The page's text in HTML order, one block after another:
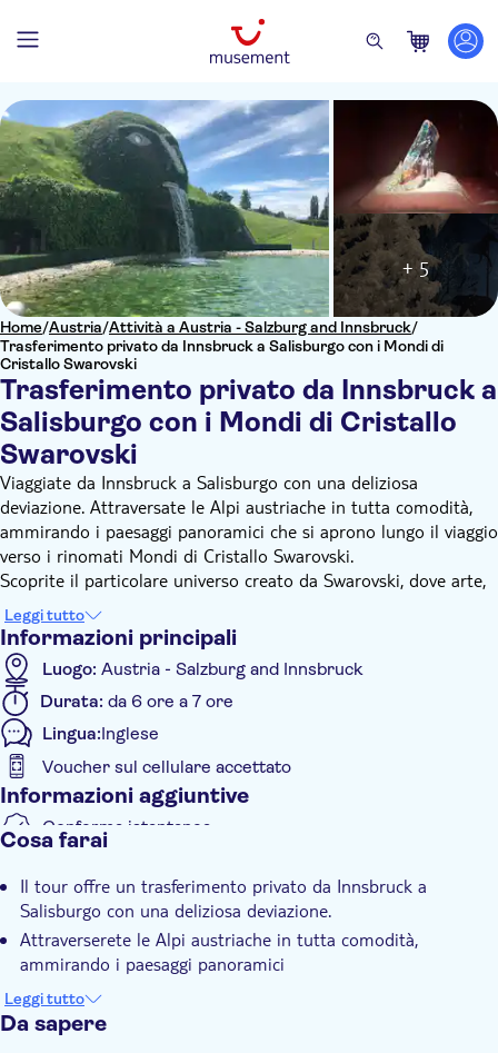
Home/Austria/Attività a Austria - Salzburg and Innsbruck/
Trasferimento privato da Innsbruck a Salisburgo con i Mondi di
Cristallo Swarovski
Trasferimento privato da Innsbruck a
Salisburgo con i Mondi di Cristallo
Swarovski
+ 5
Viaggiate da Innsbruck a Salisburgo con una deliziosa
deviazione. Attraversate le Alpi austriache in tutta comodità,
ammirando i paesaggi panoramici che si aprono lungo il viaggio
verso i rinomati Mondi di Cristallo Swarovski.
Scoprite il particolare universo creato da Swarovski, dove arte,
innovazione e design del cristallo convergono nelle ipnotiche
Camere delle Meraviglie. Passeggiate intorno all'iconico
Gigante, passeggiate nei giardini squisitamente progettati e
dedicate un po' di tempo a curiosare nel negozio di gioielli e
regali esclusivi.
Questo trasferimento privato offre un servizio porta a porta da
Innsbruck a Salisburgo con orari flessibili e un'esperienza su
misura, ideale per chi desidera combinare comfort, cultura e
bellezze naturali in un unico viaggio.
Leggi tutto
Informazioni principali
Luogo: Austria - Salzburg and Innsbruck
Durata: da 6 ore a 7 ore
Lingua:Inglese
Voucher sul cellulare accettato
Informazioni aggiuntive
Conferma istantanea
Voucher elettronico
Tour privato
Trasporto incluso
Cosa farai
Il tour offre un trasferimento privato da Innsbruck a
Salisburgo con una deliziosa deviazione.
Attraverserete le Alpi austriache in tutta comodità,
ammirando i paesaggi panoramici
Avrete l'opportunità di esplorare il caratteristico universo
realizzato da Swarovski
Leggi tutto
Da sapere